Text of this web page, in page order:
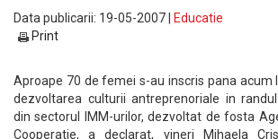
Data publicarii: 19-05-2007 |
Educatie
Print
Aproape 70 de femei s-au inscris pana acum
dezvoltarea culturii antreprenoriale in
din sectorul IMM-urilor, dezvoltat de fosta
Cooperatie, a declarat, vineri Mihaela